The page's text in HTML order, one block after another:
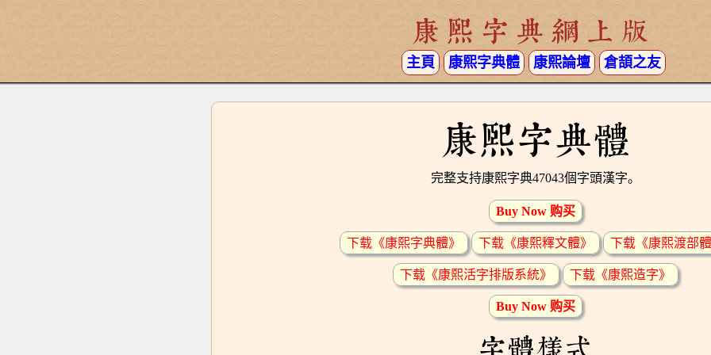
康熙字典網上版
主頁 康熙字典體 康熙論壇 倉頡之友
康熙字典體
完整支持康熙字典47043個字頭漢字。
Buy Now 购买
下载《康熙字典體》 下载《康熙釋文體》 下载《康熙渡部
下载《康熙活字排版系統》 下载《康熙造字》
Buy Now 购买
字體樣式